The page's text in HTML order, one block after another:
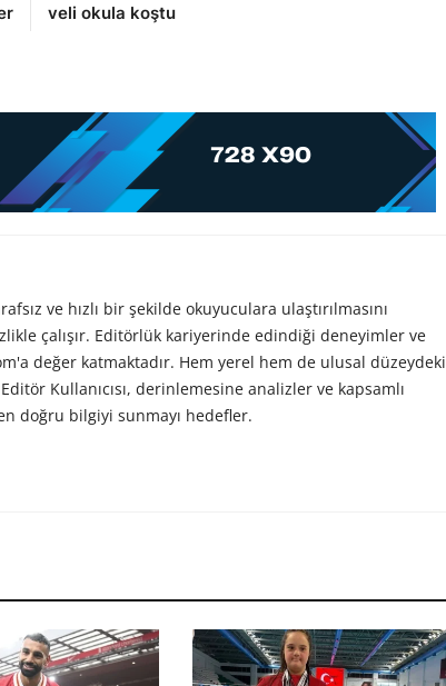
veli okula koştu
ve hızlı bir şekilde okuyuculara ulaştırılmasını
çalışır. Editörlük kariyerinde edindiği deneyimler ve
değer katmaktadır. Hem yerel hem de ulusal düzeydeki
Kullanıcısı, derinlemesine analizler ve kapsamlı
doğru bilgiyi sunmayı hedefler.